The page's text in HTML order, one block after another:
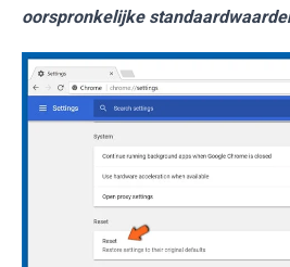
oorspronkelijke